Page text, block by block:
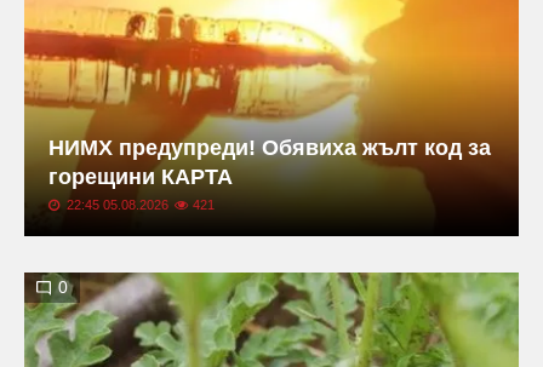
НИМХ предупреди! Обявиха жълт код за
горещини КАРТА
22:45 05.08.2026 421
0